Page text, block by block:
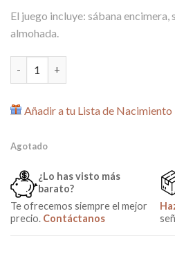
El juego incluye: sábana encimera,
almohada.
Añadir a tu Lista de Nacimiento
Agotado
¿Lo has visto más
barato?
Te ofrecemos siempre el mejor
precio. Contáctanos